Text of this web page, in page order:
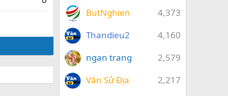
4,373
ButNghien
4,160
Thandieu2
2,579
ngan trang
2,217
Văn Sử Địa